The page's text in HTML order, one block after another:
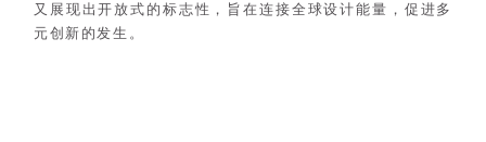
又展现出开放式的标志性，旨在连接全球设计能量，促进多
元创新的发生。